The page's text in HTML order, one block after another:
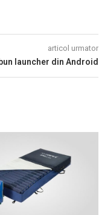
articol urmator
launcher din Android